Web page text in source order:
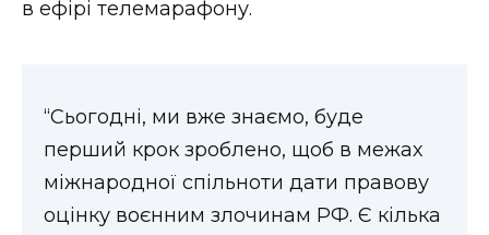
ВІДЕО
в ефірі телемарафону.
“Сьогодні, ми вже знаємо, буде
перший крок зроблено, щоб в межах
міжнародної спільноти дати правову
оцінку воєнним злочинам РФ. Є кілька